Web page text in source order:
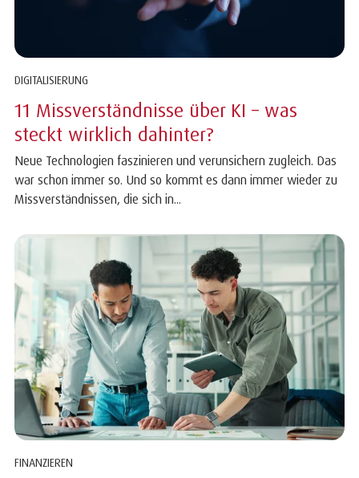
DIGITALISIERUNG
11 Missverständnisse über KI – was
steckt wirklich dahinter?
Neue Technologien faszinieren und verunsichern zugleich. Das
war schon immer so. Und so kommt es dann immer wieder zu
Missverständnissen, die sich in...
FINANZIEREN